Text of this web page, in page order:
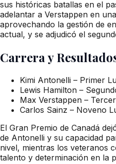
sus históricas batallas en el
adelantar a Verstappen en
aprovechando la gestión de
actual, y se adjudicó el
Carrera y
Kimi Antonelli – Primer
Lewis Hamilton –
Max Verstappen –
Carlos Sainz – Noveno
El Gran Premio de Canadá
de Antonelli y su capacidad
nivel, mientras los veteranos
talento y determinación en la